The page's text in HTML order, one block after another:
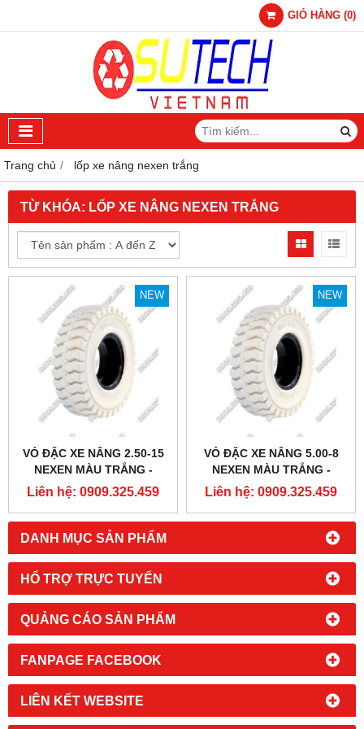
GIỎ HÀNG (0)
Trang chủ lốp xe nâng nexen trắng
DANH MỤC SẢN PHẨM
HỔ TRỢ TRỰC TUYẾN
QUẢNG CÁO SẢN PHẨM
FANPAGE FACEBOOK
LIÊN KẾT WEBSITE
TỪ KHÓA: LỐP XE NÂNG NEXEN TRẮNG
NEW
VỎ ĐẶC XE NÂNG 2.50-15
NEXEN MÀU TRẮNG -
SUTECH VIỆT NAM
Liên hệ: 0909.325.459
NEW
VỎ ĐẶC XE NÂNG 5.00-8
NEXEN MÀU TRẮNG -
SUTECH VIỆT NAM
Liên hệ: 0909.325.459